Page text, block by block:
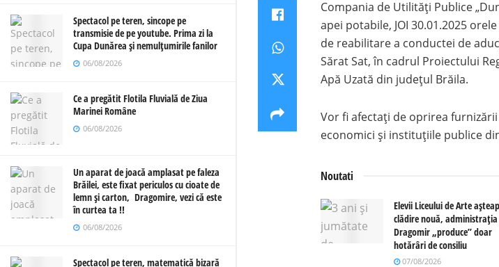
Spectacol pe teren, sincope pe
transmisie de pe youtube. Prima zi la
Cupa Dunărea și nemulțumirile fanilor
06/08/2026
Ce a pregătit Flotila Fluvială de Ziua
Marinei Române
06/08/2026
Un aparat de joacă amplasat pe faleza
Brăilei, este fixat periculos cu cioate de
lemn și carton, Dragomire, vezi că este
în curtea ta !!
06/08/2026
Spectacol pe teren, matematică bizară
Compania de Utilități Publice
apei potabile, JOI 30.01.2025
de reabilitare a conductei de
Sărat Sat, în cadrul Proiectului
Apă Uzată din județul Brăila.
Vor fi afectați de oprirea
economici și instituțiile publice
Noutati
Elevii Liceului de Arte
clădire nouă, administrația
Dragomir „produce” doar
hotărâri de consiliu
07/08/2026